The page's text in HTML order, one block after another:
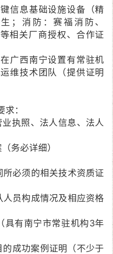
息基础设施设备（精
；消防：赛福消防、
相关厂商授权、合作证
西南宁设置有常驻机
维技术团队（提供证明
：
执照、法人信息、法人
务必详细）
必须的相关技术资质证
员构成情况及相应资格
有南宁市常驻机构3年
成功案例证明（不少于